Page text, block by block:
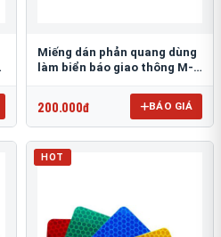
Miếng dán phản quang dùng
làm biển báo giao thông M-
200.000đ BÁO GIÁ
HOT